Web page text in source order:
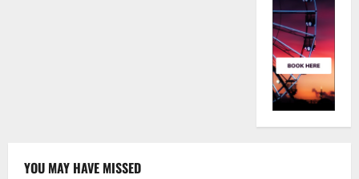
YOU MAY HAVE MISSED